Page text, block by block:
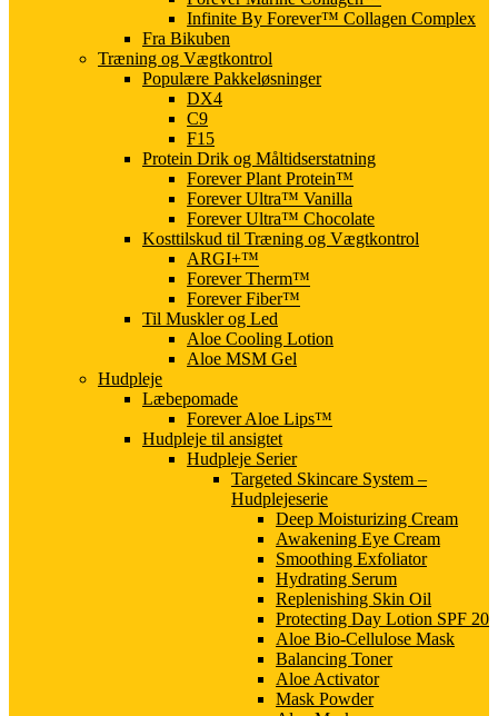
Infinite By Forever™ Collagen Complex
Fra Bikuben
Træning og Vægtkontrol
Populære Pakkeløsninger
DX4
C9
F15
Protein Drik og Måltidserstatning
Forever Plant Protein™
Forever Ultra™ Vanilla
Forever Ultra™ Chocolate
Kosttilskud til Træning og Vægtkontrol
ARGI+™
Forever Therm™
Forever Fiber™
Til Muskler og Led
Aloe Cooling Lotion
Aloe MSM Gel
Hudpleje
Læbepomade
Forever Aloe Lips™
Hudpleje til ansigtet
Hudpleje Serier
Targeted Skincare System –
Hudplejeserie
Deep Moisturizing Cream
Awakening Eye Cream
Smoothing Exfoliator
Hydrating Serum
Replenishing Skin Oil
Protecting Day Lotion SPF 20
Aloe Bio-Cellulose Mask
Balancing Toner
Aloe Activator
Mask Powder